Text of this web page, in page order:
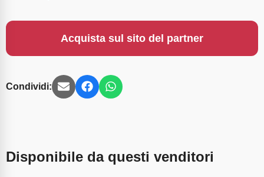
Acquista sul sito del partner
Condividi:
Disponibile da questi venditori